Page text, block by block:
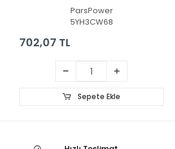
ParsPower
5YH3CW68
702,07 TL
Sepete Ekle